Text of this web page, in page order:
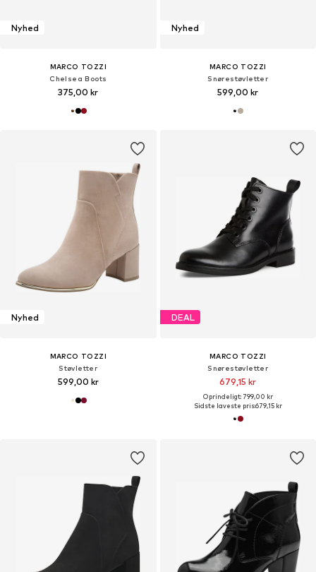
Nyhed
MARCO TOZZI
Chelsea Boots
375,00 kr
Nyhed
MARCO TOZZI
Snørestøvletter
599,00 kr
Nyhed
MARCO TOZZI
Støvletter
599,00 kr
DEAL
MARCO TOZZI
Snørestøvletter
679,15 kr
Oprindeligt: 799,00 kr
Sidste laveste pris:679,15 kr